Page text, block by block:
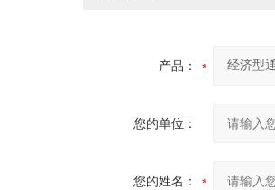
产品：
您的单位：
您的姓名：